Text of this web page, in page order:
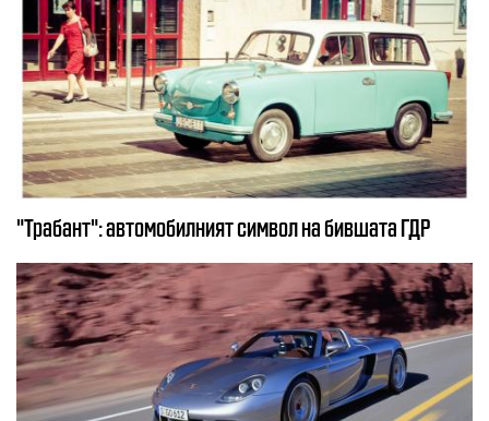
"Трабант": автомобилният символ на бившата ГДР